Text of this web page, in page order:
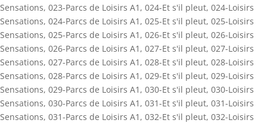
Sensations, 023-Parcs de Loisirs A1 , 024-Et s'il pleut, 024-Loisirs
Sensations, 024-Parcs de Loisirs A1 , 025-Et s'il pleut, 025-Loisirs
Sensations, 025-Parcs de Loisirs A1 , 026-Et s'il pleut, 026-Loisirs
Sensations, 026-Parcs de Loisirs A1 , 027-Et s'il pleut, 027-Loisirs
Sensations, 027-Parcs de Loisirs A1 , 028-Et s'il pleut, 028-Loisirs
Sensations, 028-Parcs de Loisirs A1 , 029-Et s'il pleut, 029-Loisirs
Sensations, 029-Parcs de Loisirs A1 , 030-Et s'il pleut, 030-Loisirs
Sensations, 030-Parcs de Loisirs A1 , 031-Et s'il pleut, 031-Loisirs
Sensations, 031-Parcs de Loisirs A1 , 032-Et s'il pleut, 032-Loisirs